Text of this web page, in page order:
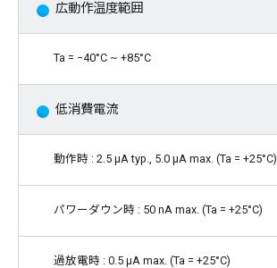
広動作温度範囲
Ta = −40°C ~ +85°C
低消費電流
動作時 : 2.5 µA typ., 5.0 μA max. (Ta = +25°C)
パワーダウン時 : 50 nA max. (Ta = +25°C)
過放電時 : 0.5 μA max. (Ta = +25°C)